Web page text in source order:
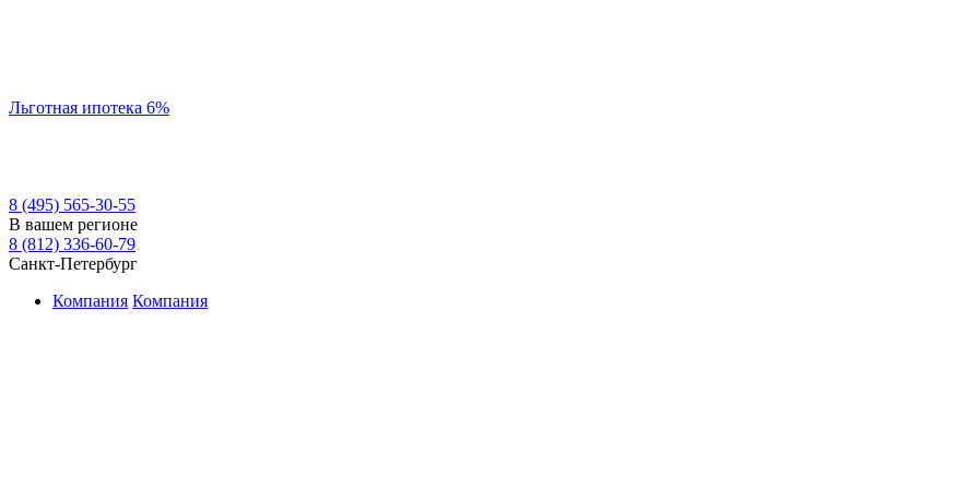
Льготная ипотека 6%
8 (495) 565-30-55
В вашем регионе
8 (812) 336-60-79
Санкт-Петербург
Компания Компания